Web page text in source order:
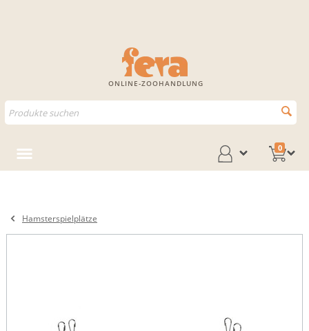
ONLINE-ZOOHANDLUNG
0
Hamsterspielplätze